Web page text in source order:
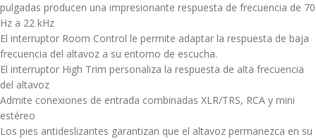
pulgadas producen una impresionante respuesta de frecuencia de 70
Hz a 22 kHz
El interruptor Room Control le permite adaptar la respuesta de baja
frecuencia del altavoz a su entorno de escucha.
El interruptor High Trim personaliza la respuesta de alta frecuencia
del altavoz
Admite conexiones de entrada combinadas XLR/TRS, RCA y mini
estéreo
Los pies antideslizantes garantizan que el altavoz permanezca en su